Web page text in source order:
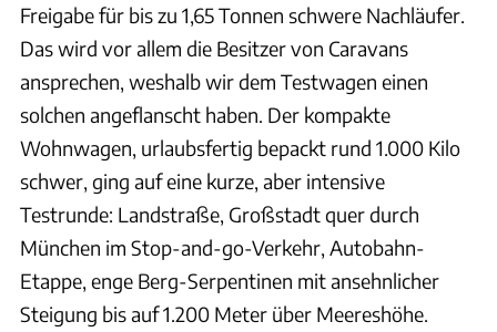
Freigabe für bis zu 1,65 Tonnen schwere Nachläufer.
Das wird vor allem die Besitzer von Caravans
ansprechen, weshalb wir dem Testwagen einen
solchen angeflanscht haben. Der kompakte
Wohnwagen, urlaubsfertig bepackt rund 1.000 Kilo
schwer, ging auf eine kurze, aber intensive
Testrunde: Landstraße, Großstadt quer durch
München im Stop-and-go-Verkehr, Autobahn-
Etappe, enge Berg-Serpentinen mit ansehnlicher
Steigung bis auf 1.200 Meter über Meereshöhe.